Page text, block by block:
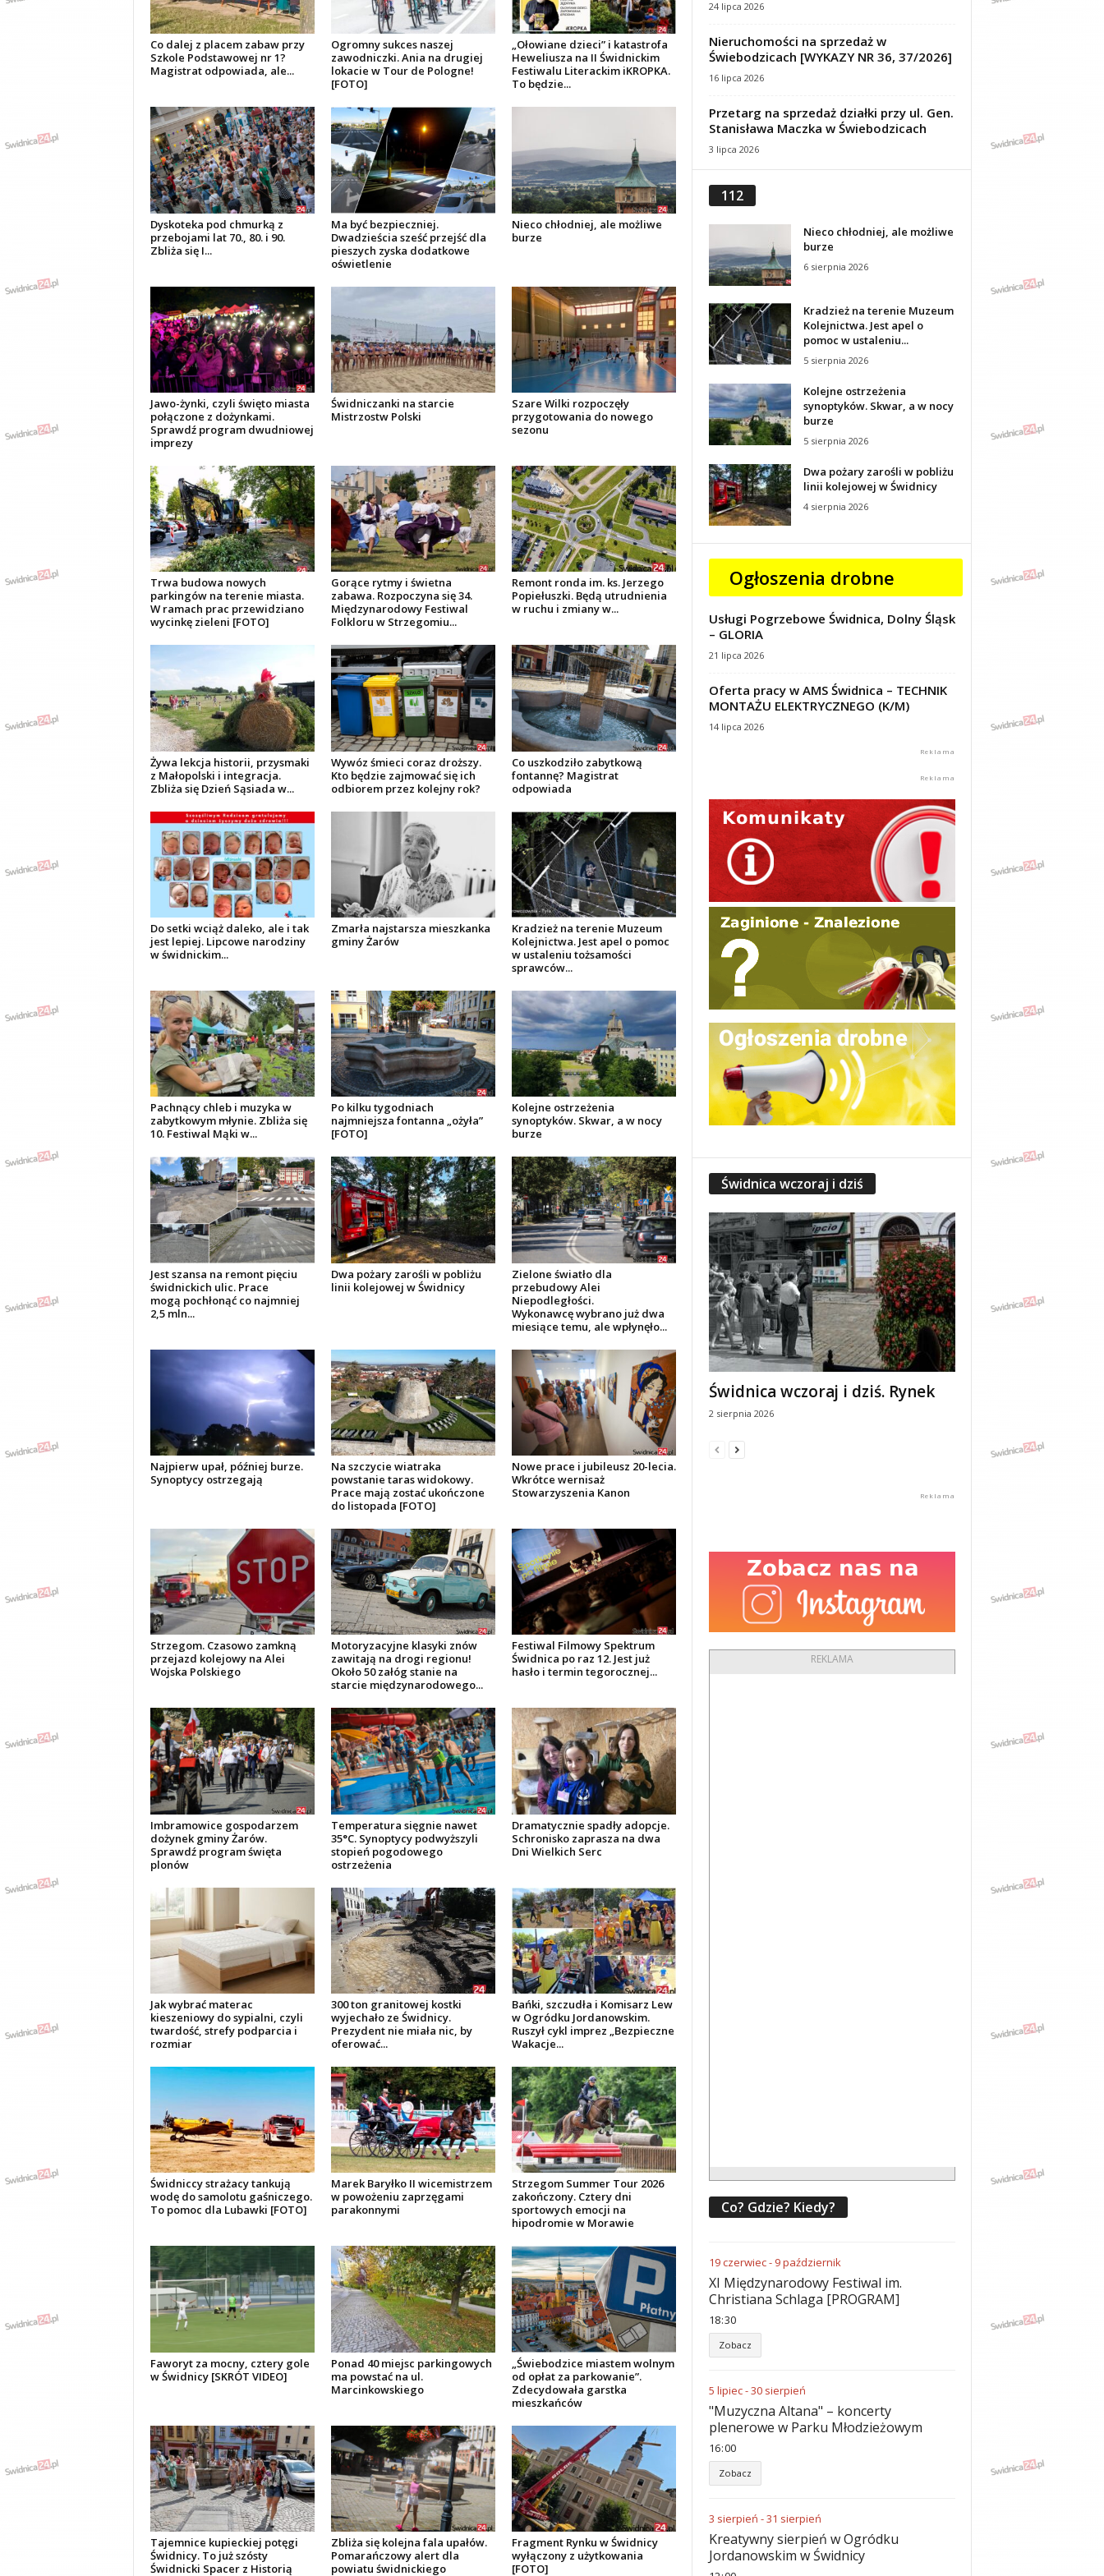
Co dalej z placem zabaw przy
Szkole Podstawowej nr 1?
Magistrat odpowiada, ale...
Ogromny sukces naszej
zawodniczki. Ania na drugiej
lokacie w Tour de Pologne!
[FOTO]
„Ołowiane dzieci” i katastrofa
Heweliusza na II Świdnickim
Festiwalu Literackim iKROPKA.
To będzie...
Dyskoteka pod chmurką z
przebojami lat 70., 80. i 90.
Zbliża się I...
Ma być bezpieczniej.
Dwadzieścia sześć przejść dla
pieszych zyska dodatkowe
oświetlenie
Nieco chłodniej, ale możliwe
burze
Jawo-żynki, czyli święto miasta
połączone z dożynkami.
Sprawdź program dwudniowej
imprezy
Świdniczanki na starcie
Mistrzostw Polski
Szare Wilki rozpoczęły
przygotowania do nowego
sezonu
Trwa budowa nowych
parkingów na terenie miasta.
W ramach prac przewidziano
wycinkę zieleni [FOTO]
Gorące rytmy i świetna
zabawa. Rozpoczyna się 34.
Międzynarodowy Festiwal
Folkloru w Strzegomiu...
Remont ronda im. ks. Jerzego
Popiełuszki. Będą utrudnienia
w ruchu i zmiany w...
Żywa lekcja historii, przysmaki
z Małopolski i integracja.
Zbliża się Dzień Sąsiada w...
Wywóz śmieci coraz droższy.
Kto będzie zajmować się ich
odbiorem przez kolejny rok?
Co uszkodziło zabytkową
fontannę? Magistrat
odpowiada
Do setki wciąż daleko, ale i tak
jest lepiej. Lipcowe narodziny
w świdnickim...
Zmarła najstarsza mieszkanka
gminy Żarów
Kradzież na terenie Muzeum
Kolejnictwa. Jest apel o pomoc
w ustaleniu tożsamości
sprawców...
Pachnący chleb i muzyka w
zabytkowym młynie. Zbliża się
10. Festiwal Mąki w...
Po kilku tygodniach
najmniejsza fontanna „ożyła”
[FOTO]
Kolejne ostrzeżenia
synoptyków. Skwar, a w nocy
burze
Jest szansa na remont pięciu
świdnickich ulic. Prace
mogą pochłonąć co najmniej
2,5 mln...
Dwa pożary zarośli w pobliżu
linii kolejowej w Świdnicy
Zielone światło dla
przebudowy Alei
Niepodległości.
Wykonawcę wybrano już dwa
miesiące temu, ale wpłynęło...
Najpierw upał, później burze.
Synoptycy ostrzegają
Na szczycie wiatraka
powstanie taras widokowy.
Prace mają zostać ukończone
do listopada [FOTO]
Nowe prace i jubileusz 20-lecia.
Wkrótce wernisaż
Stowarzyszenia Kanon
Strzegom. Czasowo zamkną
przejazd kolejowy na Alei
Wojska Polskiego
Motoryzacyjne klasyki znów
zawitają na drogi regionu!
Około 50 załóg stanie na
starcie międzynarodowego...
Festiwal Filmowy Spektrum
Świdnica po raz 12. Jest już
hasło i termin tegorocznej...
Imbramowice gospodarzem
dożynek gminy Żarów.
Sprawdź program święta
plonów
Temperatura sięgnie nawet
35°C. Synoptycy podwyższyli
stopień pogodowego
ostrzeżenia
Dramatycznie spadły adopcje.
Schronisko zaprasza na dwa
Dni Wielkich Serc
Jak wybrać materac
kieszeniowy do sypialni, czyli
twardość, strefy podparcia i
rozmiar
300 ton granitowej kostki
wyjechało ze Świdnicy.
Prezydent nie miała nic, by
oferować...
Bańki, szczudła i Komisarz Lew
w Ogródku Jordanowskim.
Ruszył cykl imprez „Bezpieczne
Wakacje...
Świdniccy strażacy tankują
wodę do samolotu gaśniczego.
To pomoc dla Lubawki [FOTO]
Marek Baryłko II wicemistrzem
w powożeniu zaprzęgami
parakonnymi
Strzegom Summer Tour 2026
zakończony. Cztery dni
sportowych emocji na
hipodromie w Morawie
Faworyt za mocny, cztery gole
w Świdnicy [SKRÓT VIDEO]
Ponad 40 miejsc parkingowych
ma powstać na ul.
Marcinkowskiego
„Świebodzice miastem wolnym
od opłat za parkowanie”.
Zdecydowała garstka
mieszkańców
Tajemnice kupieckiej potęgi
Świdnicy. To już szósty
Świdnicki Spacer z Historią
Zbliża się kolejna fala upałów.
Pomarańczowy alert dla
powiatu świdnickiego
Fragment Rynku w Świdnicy
wyłączony z użytkowania
[FOTO]
24 lipca 2026
Nieruchomości na sprzedaż w
Świebodzicach [WYKAZY NR 36, 37/2026]
16 lipca 2026
Przetarg na sprzedaż działki przy ul. Gen.
Stanisława Maczka w Świebodzicach
3 lipca 2026
112
Nieco chłodniej, ale możliwe
burze
6 sierpnia 2026
Kradzież na terenie Muzeum
Kolejnictwa. Jest apel o
pomoc w ustaleniu...
5 sierpnia 2026
Kolejne ostrzeżenia
synoptyków. Skwar, a w nocy
burze
5 sierpnia 2026
Dwa pożary zarośli w pobliżu
linii kolejowej w Świdnicy
4 sierpnia 2026
Ogłoszenia drobne
Usługi Pogrzebowe Świdnica, Dolny Śląsk
– GLORIA
21 lipca 2026
Oferta pracy w AMS Świdnica – TECHNIK
MONTAŻU ELEKTRYCZNEGO (K/M)
14 lipca 2026
Świdnica wczoraj i dziś
Świdnica wczoraj i dziś. Rynek
2 sierpnia 2026
REKLAMA
Co? Gdzie? Kiedy?
19czerwiec- 9październik
XI Międzynarodowy Festiwal im.
Christiana Schlaga [PROGRAM]
18:30
Zobacz
5 lipiec-30 sierpień
"Muzyczna Altana" – koncerty
plenerowe w Parku Młodzieżowym
16:00
Zobacz
3 sierpień -31 sierpień
Kreatywny sierpień w Ogródku
Jordanowskim w Świdnicy